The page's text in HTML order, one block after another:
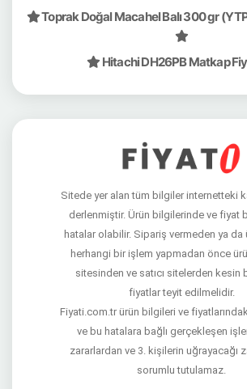
Toprak Doğal Macahel Balı 300 gr
Hitachi DH26PB Matkap
Sitede yer alan tüm bilgiler internetteki
derlenmiştir. Ürün bilgilerinde ve fiyat
hatalar olabilir. Sipariş vermeden ya da
herhangi bir işlem yapmadan önce
sitesinden ve satıcı sitelerden kesin
fiyatlar teyit edilmelidir.
Fiyati.com.tr ürün bilgileri ve
ve bu hatalara bağlı gerçekleşen
zararlardan ve 3. kişilerin uğrayacağı
sorumlu tutulamaz.